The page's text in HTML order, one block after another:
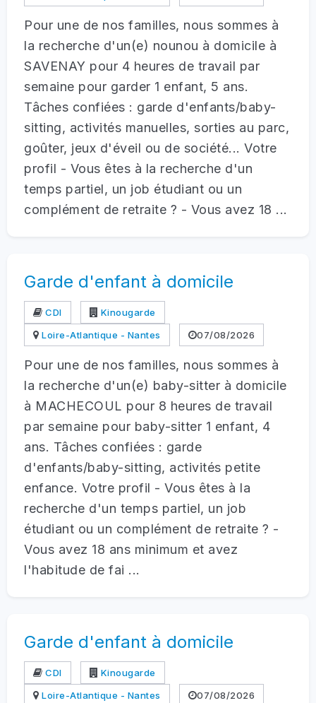
Pour une de nos familles, nous sommes à
la recherche d'un(e) nounou à domicile à
SAVENAY pour 4 heures de travail par
semaine pour garder 1 enfant, 5 ans.
Tâches confiées : garde d'enfants/baby-
sitting, activités manuelles, sorties au parc,
goûter, jeux d'éveil ou de société... Votre
profil - Vous êtes à la recherche d'un
temps partiel, un job étudiant ou un
complément de retraite ? - Vous avez 18 ...
Garde d'enfant à domicile
CDI
Kinougarde
Loire-Atlantique - Nantes
07/08/2026
Pour une de nos familles, nous sommes à
la recherche d'un(e) baby-sitter à domicile
à MACHECOUL pour 8 heures de travail
par semaine pour baby-sitter 1 enfant, 4
ans. Tâches confiées : garde
d'enfants/baby-sitting, activités petite
enfance. Votre profil - Vous êtes à la
recherche d'un temps partiel, un job
étudiant ou un complément de retraite ? -
Vous avez 18 ans minimum et avez
l'habitude de fai ...
Garde d'enfant à domicile
CDI
Kinougarde
Loire-Atlantique - Nantes
07/08/2026